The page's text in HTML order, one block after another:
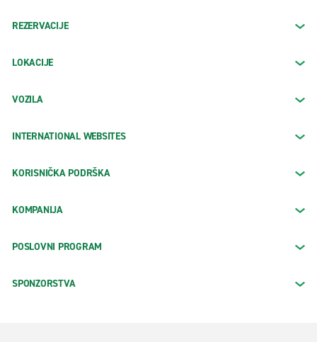
REZERVACIJE
LOKACIJE
VOZILA
INTERNATIONAL WEBSITES
KORISNIČKA PODRŠKA
KOMPANIJA
POSLOVNI PROGRAM
SPONZORSTVA